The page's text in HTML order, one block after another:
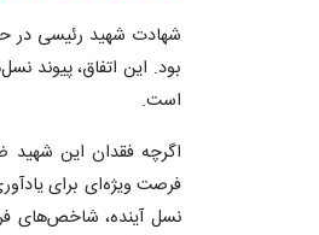
شهادت شهید رئیسی در
بود. این اتفاق، پیوند
است.
اگرچه فقدان این شهید
فرصت ویژه‌ای برای
نسل آینده، شاخص‌های